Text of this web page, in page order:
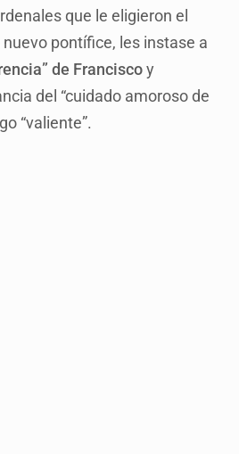
que le eligieron el
pontífice, les instase a
de Franciscoy
del “cuidado amoroso de
“valiente”.